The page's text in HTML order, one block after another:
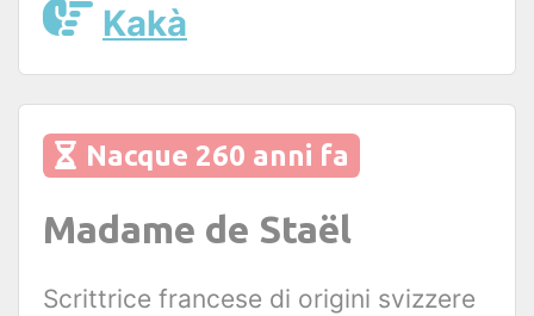
Kakà
Nacque 260 anni fa
Madame de Staël
Scrittrice francese di origini svizzere